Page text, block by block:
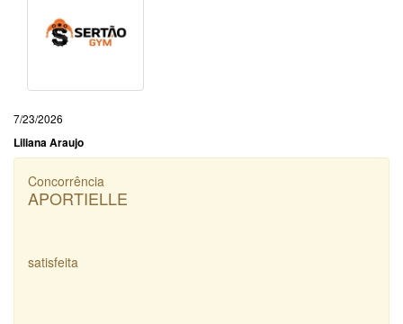
7/23/2026
Liliana Araujo
Concorrência
APORTIELLE
satisfeita